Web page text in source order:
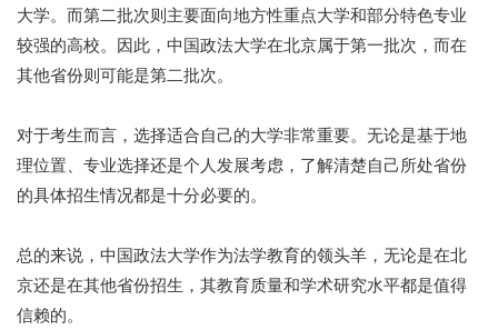
大学。而第二批次则主要面向地方性重点大学和部分特色专业
较强的高校。因此，中国政法大学在北京属于第一批次，而在
其他省份则可能是第二批次。
对于考生而言，选择适合自己的大学非常重要。无论是基于地
理位置、专业选择还是个人发展考虑，了解清楚自己所处省份
的具体招生情况都是十分必要的。
总的来说，中国政法大学作为法学教育的领头羊，无论是在北
京还是在其他省份招生，其教育质量和学术研究水平都是值得
信赖的。